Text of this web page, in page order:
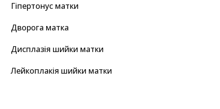
Гіпертонус матки
Дворога матка
Дисплазія шийки матки
Лейкоплакія шийки матки